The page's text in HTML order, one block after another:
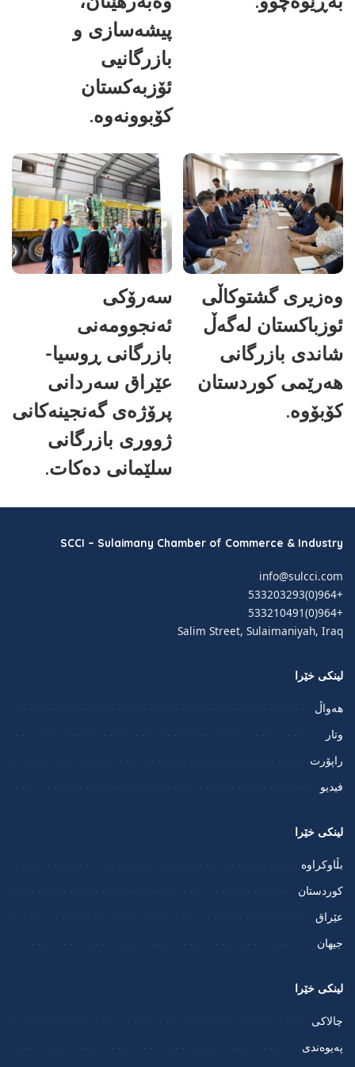
پیشەسازی و
بازرگانیی
ئۆزبەکستان
کۆبوونەوە.
وەزیری گشتوکاڵی
ئوزباکستان لەگەڵ
شاندی بازرگانی
هەرێمی کوردستان
کۆبۆوە.
سەرۆکی
ئەنجوومەنی
بازرگانی ڕوسیا-
عێراق سەردانی
پرۆژەی گەنجینەکانی
ژووری بازرگانی
سلێمانی دەکات.
SCCI – Sulaimany Chamber of Commerce & Industry
info@sulcci.com
+964(0)533203293
+964(0)533210491
Salim Street, Sulaimaniyah, Iraq
لینکی خێرا
هەواڵ
وتار
راپۆرت
فيديو
لینکی خێرا
بڵاوکراوە
کوردستان
عێراق
جیهان
لینکی خێرا
چالاکی
پەیوەندی